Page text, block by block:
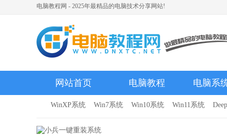
电脑教程网 - 2025年最精品的电脑技术分享网站!
网站首页 电脑教程 电脑系
WinXP系统 Win7系统 Win10系统 Win11系统